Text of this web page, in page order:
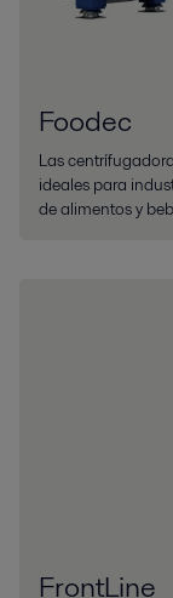
Foodec
Las
ideales para
de alimentos y
FrontLine